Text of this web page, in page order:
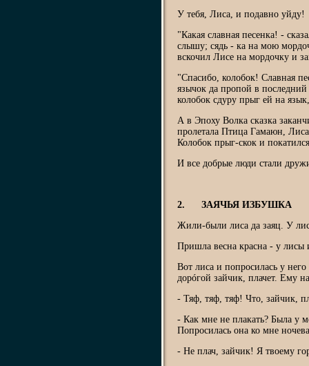
У тебя, Лиса, и подавно уйду!
"Какая славная песенка! -
слышу; сядь - ка на мою
вскочил Лисе на мордочку и
"Спасибо, колобок! Славная
язычок да пропой в
колобок сдуру прыг ей на
А в Эпоху Волка сказка
пролетала Птица Гамаюн,
Колобок прыг-скок и
И все добрые люди стали
2. ЗАЯЧЬЯ ИЗБУШКА
Жили-были лиса да заяц. У
Пришла весна красна - у лисы
Вот лиса и попросилась у
дорóгой зайчик, плачет. Ему
- Тяф, тяф, тяф! Что, зайчик,
- Как мне не плакать? Была у
Попросилась она ко мне
- Не плач, зайчик! Я твоему